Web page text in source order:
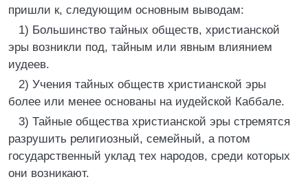
пришли к, следующим основным выводам:
1) Большинство тайных обществ, христианской
эры возникли под, тайным или явным влиянием
иудеев.
2) Учения тайных обществ христианской эры
более или менее основаны на иудейской Каббале.
3) Тайные общества христианской эры стремятся
разрушить религиозный, семейный, а потом
государственный уклад тех народов, среди которых
они возникают.